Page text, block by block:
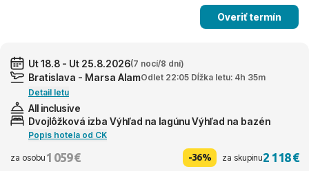
Overiť termín
Ut 18.8 - Ut 25.8.2026(7 nocí/8 dní)
Bratislava - Marsa AlamOdlet 22:05 Dĺžka letu: 4h 35m
Detail letu
All inclusive
Dvojlôžková izba Výhľad na lagúnu Výhľad na bazén
Popis hotela od CK
za osobu 1 059 € -36% za skupinu2 118 €